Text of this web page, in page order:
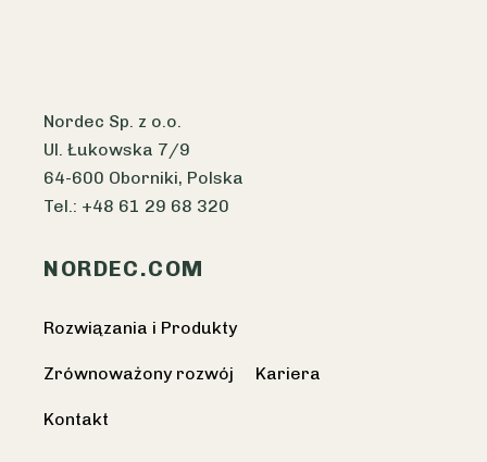
Nordec Sp. z o.o.
Ul. Łukowska 7/9
64-600 Oborniki, Polska
Tel.: +48 61 29 68 320
NORDEC.COM
Rozwiązania i Produkty
Zrównoważony rozwój Kariera
Kontakt